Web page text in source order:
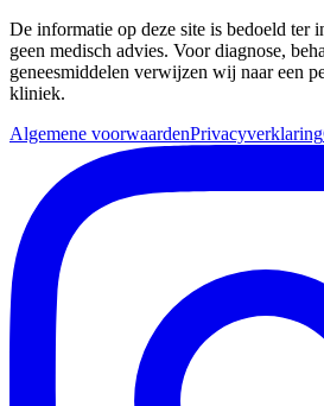
De informatie op deze site is bedoeld ter
geen medisch advies. Voor diagnose,
geneesmiddelen verwijzen wij naar een
kliniek.
Algemene voorwaardenPrivacyverklaring